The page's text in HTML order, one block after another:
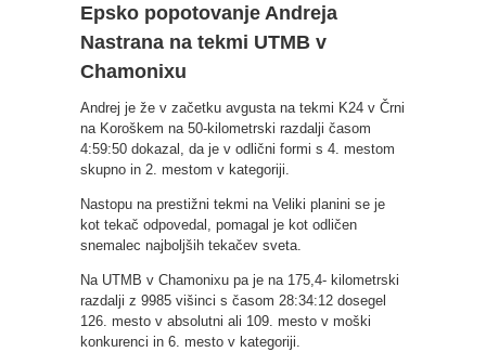
Epsko popotovanje Andreja
Nastrana na tekmi UTMB v
Chamonixu
Andrej je že v začetku avgusta na tekmi K24 v Črni
na Koroškem na 50-kilometrski razdalji časom
4:59:50 dokazal, da je v odlični formi s 4. mestom
skupno in 2. mestom v kategoriji.
Nastopu na prestižni tekmi na Veliki planini se je
kot tekač odpovedal, pomagal je kot odličen
snemalec najboljših tekačev sveta.
Na UTMB v Chamonixu pa je na 175,4- kilometrski
razdalji z 9985 višinci s časom 28:34:12 dosegel
126. mesto v absolutni ali 109. mesto v moški
konkurenci in 6. mesto v kategoriji.